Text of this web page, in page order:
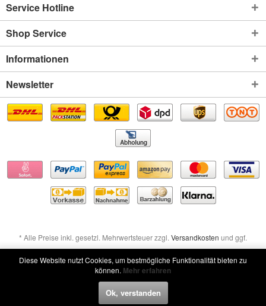
Service Hotline
Shop Service
Informationen
Newsletter
* Alle Preise inkl. gesetzl. Mehrwertsteuer zzgl. Versandkosten und ggf.
Nachnahmegebühren, wenn nicht anders beschrieben
Widerruf erklären
Diese Website nutzt Cookies, um bestmögliche Funktionalität bieten zu
können. Mehr erfahren
Ok, verstanden